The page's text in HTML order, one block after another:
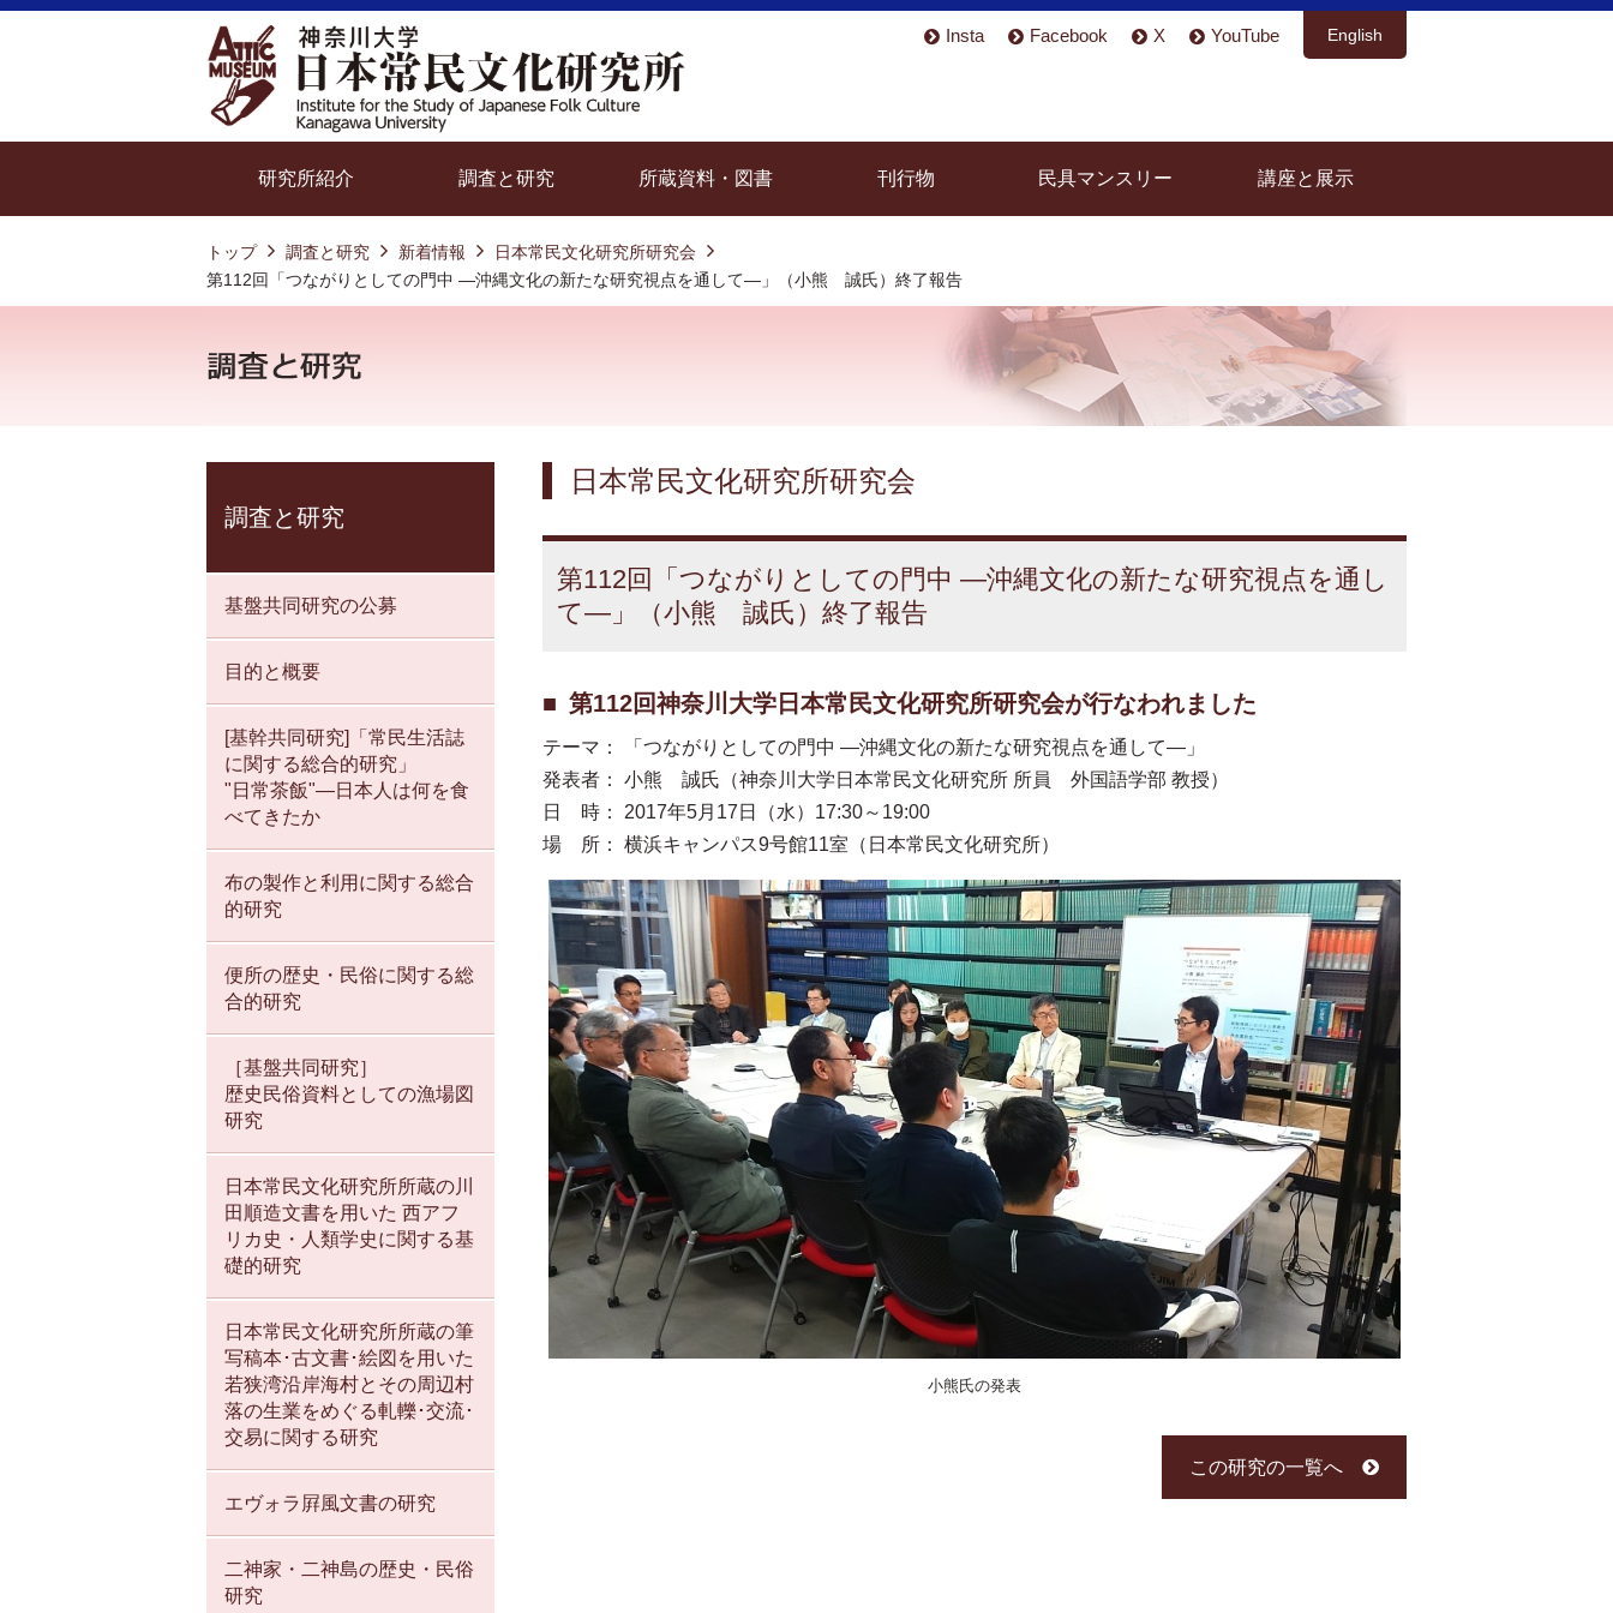
English
Insta Facebook X YouTube
研究所紹介 調査と研究 所蔵資料・図書 刊行物 民具マンスリー 講座と展示
トップ 調査と研究 新着情報
日本常民文化研究所研究会
第112回「つながりとしての門中 —沖縄文化の新たな研究視点を通して—」（小熊 誠氏）終了報告
日本常民文化研究所研究会
第112回「つながりとしての門中 —沖縄文化の新たな研究視点を通し
て—」（小熊 誠氏）終了報告
第112回神奈川大学日本常民文化研究所研究会が行なわれました
テーマ： 「つながりとしての門中 —沖縄文化の新たな研究視点を通して—」
発表者： 小熊 誠氏（神奈川大学日本常民文化研究所 所員 外国語学部 教授）
日 時： 2017年5月17日（水）17:30～19:00
場 所： 横浜キャンパス9号館11室（日本常民文化研究所）
小熊氏の発表
この研究の一覧へ
調査と研究
基盤共同研究の公募
目的と概要
[基幹共同研究]「常民生活誌
に関する総合的研究」
"日常茶飯"—日本人は何を食
べてきたか
布の製作と利用に関する総合
的研究
便所の歴史・民俗に関する総
合的研究
［基盤共同研究］
歴史民俗資料としての漁場図
研究
日本常民文化研究所所蔵の川
田順造文書を用いた 西アフ
リカ史・人類学史に関する基
礎的研究
日本常民文化研究所所蔵の筆
写稿本･古文書･絵図を用いた
若狭湾沿岸海村とその周辺村
落の生業をめぐる軋轢･交流･
交易に関する研究
エヴォラ屛風文書の研究
二神家・二神島の歴史・民俗
研究